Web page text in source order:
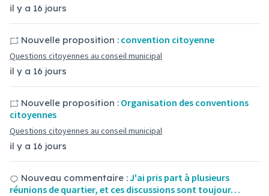
il y a 16 jours
il y a 16 jours
Nouvelle proposition : convention citoyenne
Questions citoyennes au conseil municipal
il y a 16 jours
Nouvelle proposition : Organisation des conventions
citoyennes
Questions citoyennes au conseil municipal
Nouveau commentaire :J'ai pris part à plusieurs
réunions de quartier, et ces discussions sont toujour…